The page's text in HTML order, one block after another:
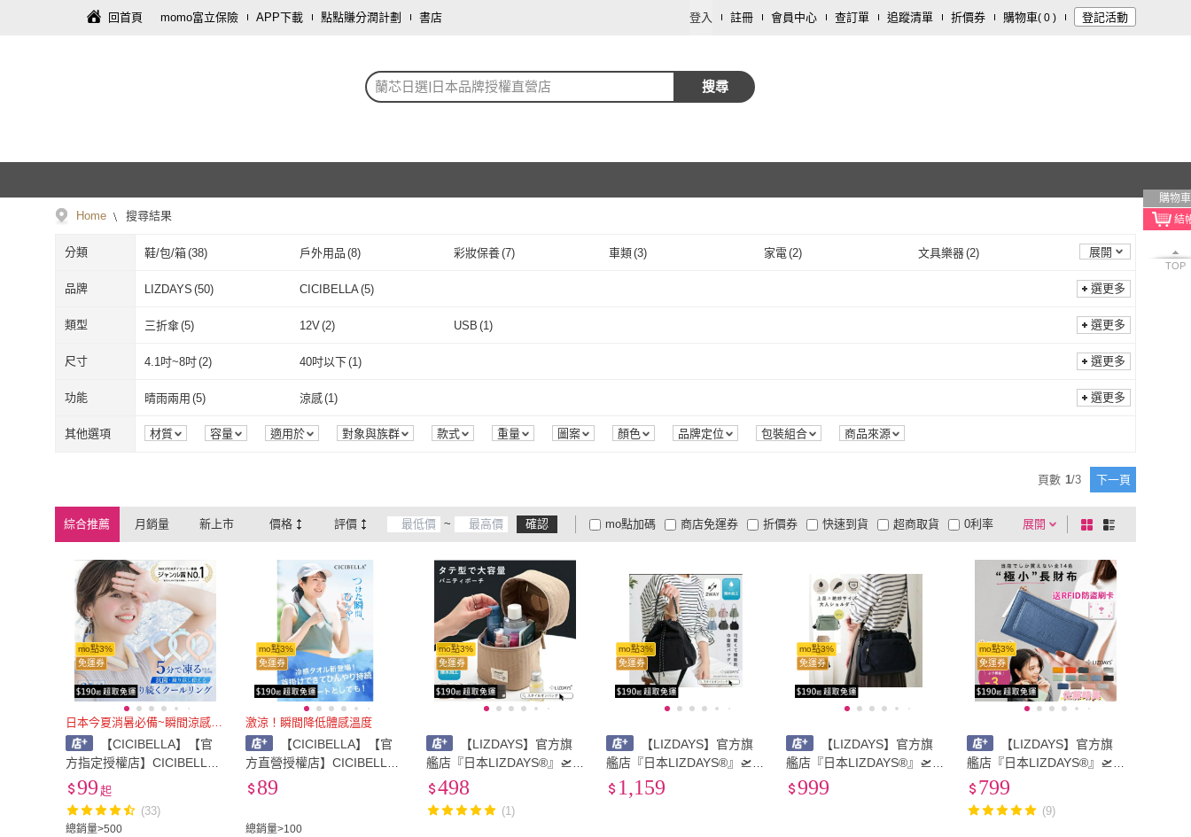
回首頁 momo富立保險 APP下載 點點賺分潤計劃 書店 登入 註冊 會員中心 查訂單 追蹤清單 折價券 購物車( 0 ) 登記活動
蘭芯日選|日本品牌授權直營店 搜尋
購物車
TOP
Home 搜尋結果
分類 鞋/包/箱(38) 戶外用品 (8) 彩妝保養(7) 車類(3) 家電 (2) 文具樂器(2)
寢具傢飾 (2) 運動用品/器材(
展開
品牌 LIZDAYS (50) CICIBELLA (5)
LIZDAYS CICIBELLA
選更多
類型 三折傘(5) 12V(2) USB (1)
三折傘 (5) 12V(2)
選更多
尺寸 4.1吋~8吋(2) 40吋以下(1)
4.1吋~8吋 40吋以下
選更多
功能 晴雨兩用 (5) 涼感(1)
晴雨兩用 (5) 涼感(1)
選更多
其他選項 材質 容量 適用於 對象與族群 款式 重量 圖案 顏色 品牌定位 包裝組合 商品來源
頁數 1/3 下一頁
綜合推薦 月銷量 新上市 價格 評價 ~ 確認 展開
折價券
有影片
商品有量 電視購物
mo點加碼 快速到貨 超商取貨
大家電安心配
大家電快配
商店免運券 0利率
及以上 3 及以上 1 及以上
棋
盤
式
列
mo點3%
免運券
日本今夏消暑必備~瞬間涼感神器
【CICIBELLA】【官
方指定授權店】CICIBELLA
涼感頸圈『❄️日本新技術降溫
涼感環』
總銷量>500
99 起
(33)
mo點3%
免運券
激涼！瞬間降低體感溫度
【CICIBELLA】【官
方直營授權店】CICIBELLA
超涼感濕紙巾7片(加大版)
總銷量>100
89
mo點3%
免運券
【LIZDAYS】官方旗
艦店『日本LIZDAYS®』🛫2
026新款 防潑水 收納包 大容
梳妝盒#49810
498
(1)
mo點3%
免運券
【LIZDAYS】官方旗
艦店『日本LIZDAYS®』🛫2
026新款 抽繩肩背包 尼龍 防
潑水 輕便 肩背手提兩用 母
1,159
mo點3%
免運券
【LIZDAYS】官方旗
艦店『日本LIZDAYS®』🛫簡
約 輕量 防潑水 尼龍 肩背包
999
mo點3%
免運券
【LIZDAYS】官方旗
艦店『日本LIZDAYS®』🛫送
訂製防盜刷卡 輕薄 大容量
包 真皮牛革#66115
799
(9)